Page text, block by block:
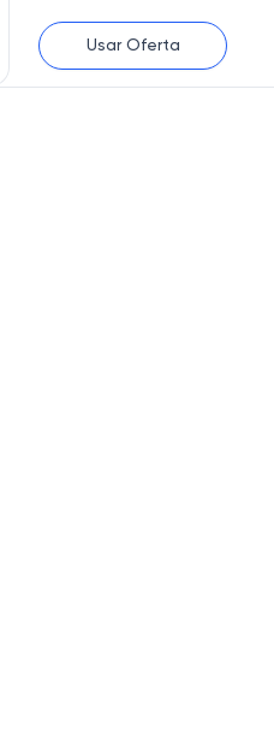
Usar Oferta